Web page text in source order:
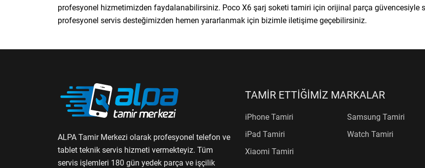
profesyonel hizmetimizden faydalanabilirsiniz. Poco X6 şarj soketi tamiri için orijinal parça güvencesiyle
profesyonel servis desteğimizden hemen yararlanmak için bizimle iletişime geçebilirsiniz.
ALPA Tamir Merkezi olarak profesyonel telefon ve
tablet teknik servis hizmeti vermekteyiz. Tüm
servis işlemleri 180 gün yedek parça ve işçilik
TAMİR ETTİĞİMİZ MARKALAR
iPhone Tamiri
Samsung Tamiri
iPad Tamiri
Watch Tamiri
Xiaomi Tamiri